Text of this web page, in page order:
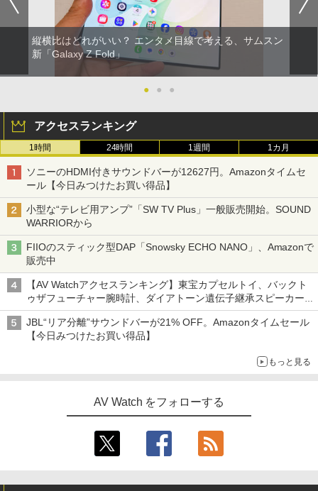
縦横比はどれがいい？ エンタメ目線で考える、サムスン
新「Galaxy Z Fold」
● ● ●
アクセスランキング
1時間 24時間 1週間 1カ月
ソニーのHDMI付きサウンドバーが12627円。Amazonタイムセ
ール【今日みつけたお買い得品】
小型な“テレビ用アンプ”「SW TV Plus」一般販売開始。SOUND
WARRIORから
FIIOのスティック型DAP「Snowsky ECHO NANO」、Amazonで
販売中
【AV Watchアクセスランキング】東宝カプセルトイ、バックト
ゥザフューチャー腕時計、ダイアトーン遺伝子継承スピーカー
('26年8月3日～9日)
JBL“リア分離”サウンドバーが21% OFF。Amazonタイムセール
【今日みつけたお買い得品】
もっと見る
AV Watch をフォローする